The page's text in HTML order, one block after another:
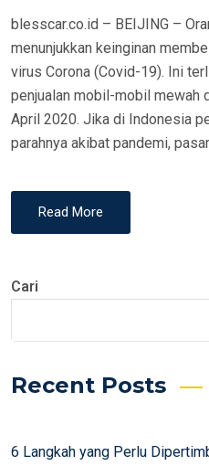
blesscar.co.id – BEIJING –
menunjukkan keinginan
virus Corona (Covid-19). Ini
penjualan mobil-mobil mewah
April 2020. Jika di Indonesia
parahnya akibat pandemi,
Read More
Cari
Recent Posts
6 Langkah yang Perlu